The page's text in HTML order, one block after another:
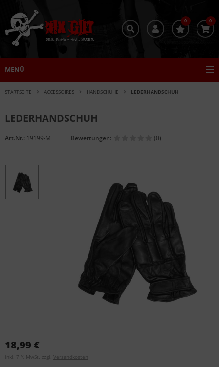
0 0
MENÜ
STARTSEITE ACCESSOIRES HANDSCHUHE LEDERHANDSCHUH
LEDERHANDSCHUH
Art.Nr.: 19199-M Bewertungen: (0)
18,99 €
inkl. 7 % MwSt. zzgl. Versandkosten